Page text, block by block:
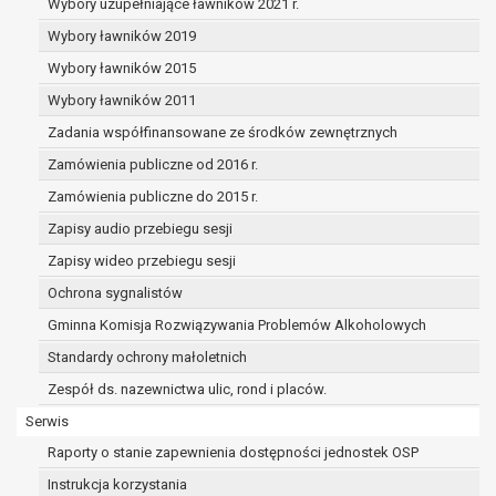
Wybory uzupełniające ławników 2021 r.
Wybory ławników 2019
Wybory ławników 2015
Wybory ławników 2011
Zadania współfinansowane ze środków zewnętrznych
Zamówienia publiczne od 2016 r.
Zamówienia publiczne do 2015 r.
Zapisy audio przebiegu sesji
Zapisy wideo przebiegu sesji
Ochrona sygnalistów
Gminna Komisja Rozwiązywania Problemów Alkoholowych
Standardy ochrony małoletnich
Zespół ds. nazewnictwa ulic, rond i placów.
Serwis
Raporty o stanie zapewnienia dostępności jednostek OSP
Instrukcja korzystania
administratorowi bądź
niezbędność przetwarzania do celów
prawnie uzasadnionych interesów
administratora lub przez stronę trzecią.
Z przyczyn związanych z Pani/Pana szczególną
razie wniesienia sprzeciwu, administrator nie może
przetwarzać tych danych osobowych, chyba że
istnienie ważnych prawnie uzasadnionych podstaw
przetwarzania, nadrzędnych wobec interesów,
osoby, której dane dotyczą, lub podstaw do
dochodzenia lub obrony roszczeń.
W przypadku gdy przetwarzanie danych osobowych
podstawie zgody osoby na przetwarzanie danych
ust. 1 lit a RODO), przysługuje Pani/Panu prawo do
zgodność przetwarzania, którego dokonano na
przed jej cofnięciem.